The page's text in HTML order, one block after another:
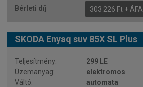
303 226 Ft + ÁFA
SKODA Enyaq suv 85X SL Plus
299 LE
elektromos
automata